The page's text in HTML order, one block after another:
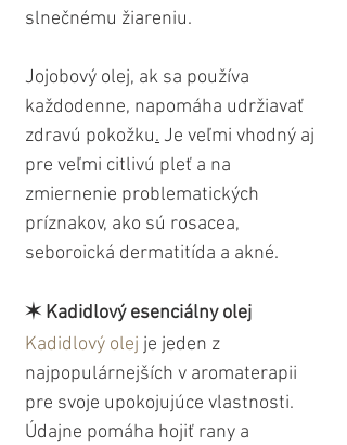
slnečnému žiareniu.
Jojobový olej, ak sa používa
každodenne, napomáha udržiavať
zdravú pokožku. Je veľmi vhodný aj
pre veľmi citlivú pleť a na
zmiernenie problematických
príznakov, ako sú rosacea,
seboroická dermatitída a akné.
✶ Kadidlový esenciálny olej
Kadidlový olej je jeden z
najpopulárnejších v aromaterapii
pre svoje upokojujúce vlastnosti.
Údajne pomáha hojiť rany a